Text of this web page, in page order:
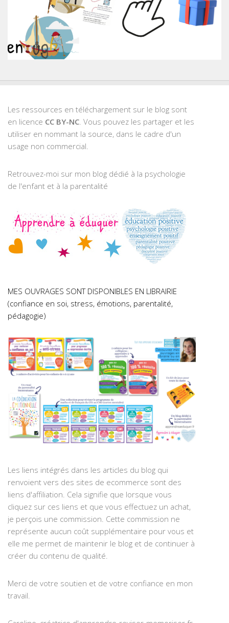
Les ressources en téléchargement sur le blog sont
en licence CC BY-NC. Vous pouvez les partager et les
utiliser en nommant la source, dans le cadre d'un
usage non commercial.
Retrouvez-moi sur mon blog dédié à la psychologie
de l'enfant et à la parentalité
MES OUVRAGES SONT DISPONIBLES EN LIBRAIRIE
(confiance en soi, stress, émotions, parentalité,
pédagogie)
Les liens intégrés dans les articles du blog qui
renvoient vers des sites de ecommerce sont des
liens d'affiliation. Cela signifie que lorsque vous
cliquez sur ces liens et que vous effectuez un achat,
je perçois une commission. Cette commission ne
représente aucun coût supplémentaire pour vous et
elle me permet de maintenir le blog et de continuer à
créer du contenu de qualité.
Merci de votre soutien et de votre confiance en mon
travail.